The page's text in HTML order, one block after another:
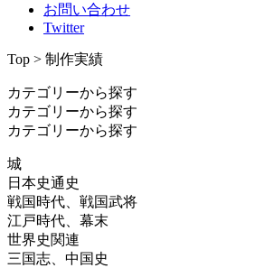
お問い合わせ
Twitter
Top > 制作実績
カテゴリーから探す
カテゴリーから探す
カテゴリーから探す
城
日本史通史
戦国時代、戦国武将
江戸時代、幕末
世界史関連
三国志、中国史